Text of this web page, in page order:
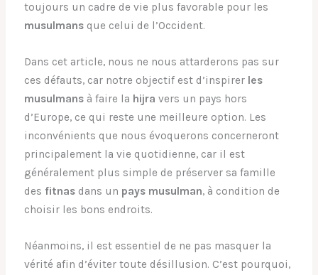
toujours un cadre de vie plus favorable pour les
musulmansque celui de l’Occident.
Dans cet article, nous ne nous attarderons pas sur
ces défauts, car notre objectif est d’inspirer les
musulmansà faire la hijra vers un pays hors
d’Europe, ce qui reste une meilleure option. Les
inconvénients que nous évoquerons concerneront
principalement la vie quotidienne, car il est
généralement plus simple de préserver sa famille
des fitnasdans un pays musulman, à condition de
choisir les bons endroits.
Néanmoins, il est essentiel de ne pas masquer la
vérité afin d’éviter toute désillusion. C’est pourquoi,